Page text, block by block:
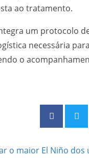
ao tratamento.
um protocolo
necessária
o
o maior El Niño dos